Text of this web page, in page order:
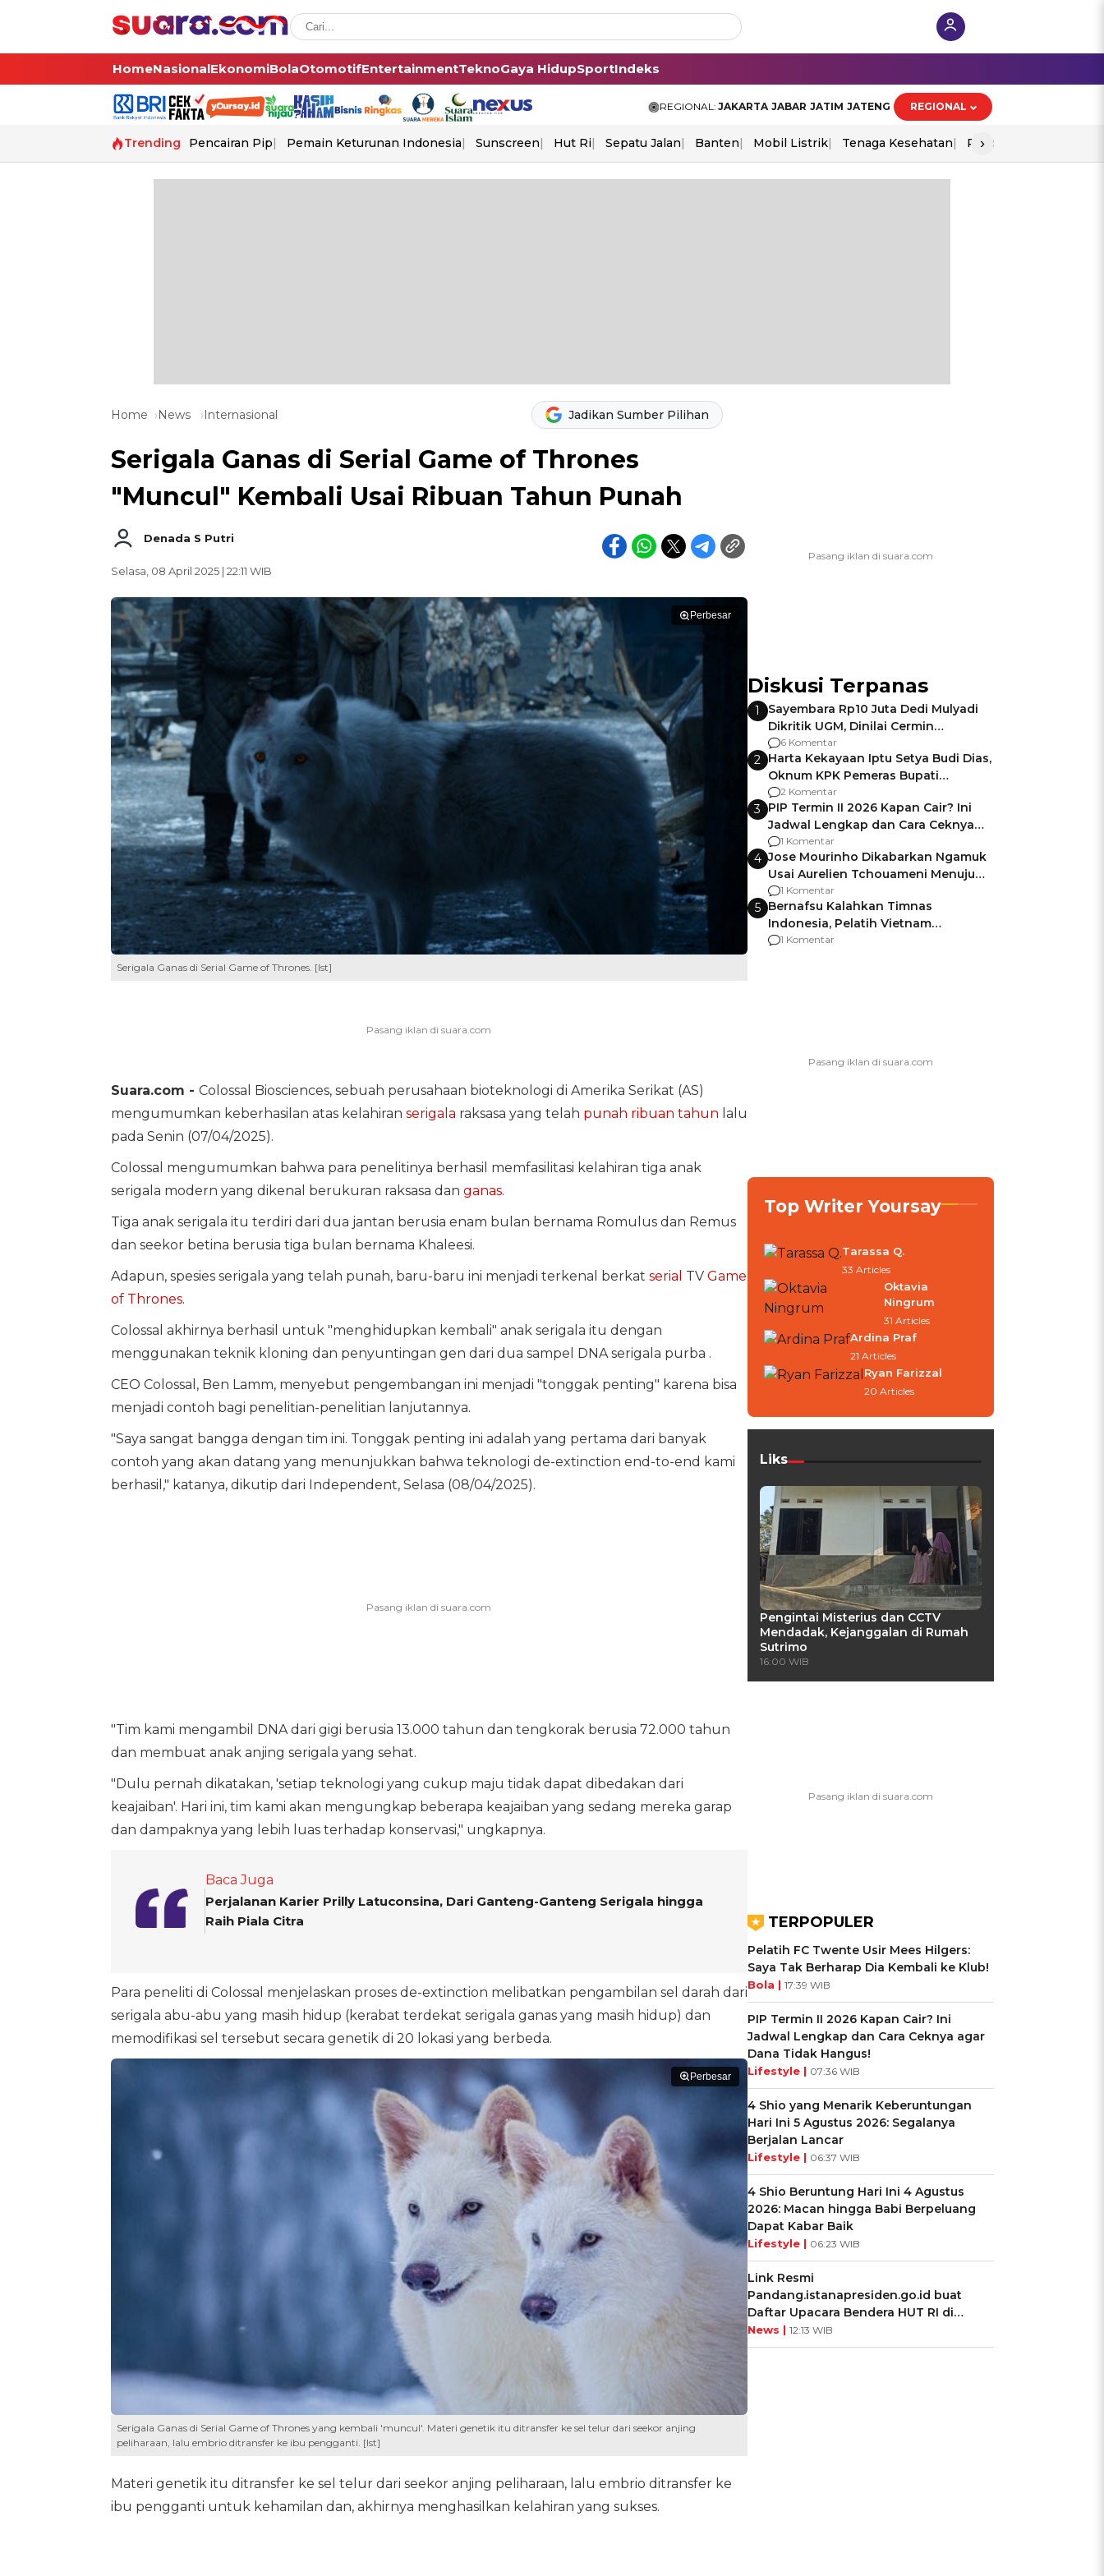
HomeNasionalEkonomiBolaOtomotifEntertainmentTeknoGaya HidupSportIndeks
REGIONAL: JAKARTA JABAR JATIM JATENG REGIONAL
Trending Pencairan Pip Pemain Keturunan Indonesia Sunscreen Hut Ri Sepatu Jalan Banten Mobil Listrik Tenaga Kesehatan Piala Aff 2026
›
Home News Internasional Jadikan Sumber Pilihan
Serigala Ganas di Serial Game of Thrones
"Muncul" Kembali Usai Ribuan Tahun Punah
Denada S Putri
Selasa, 08 April 2025 | 22:11 WIB
Perbesar
Serigala Ganas di Serial Game of Thrones. [Ist]
Suara.com - Colossal Biosciences, sebuah perusahaan bioteknologi di Amerika Serikat (AS)
mengumumkan keberhasilan atas kelahiran serigala raksasa yang telah punah ribuan tahun lalu
pada Senin (07/04/2025).
Colossal mengumumkan bahwa para penelitinya berhasil memfasilitasi kelahiran tiga anak
serigala modern yang dikenal berukuran raksasa dan ganas.
Tiga anak serigala itu terdiri dari dua jantan berusia enam bulan bernama Romulus dan Remus
dan seekor betina berusia tiga bulan bernama Khaleesi.
Adapun, spesies serigala yang telah punah, baru-baru ini menjadi terkenal berkat serial TV Game
of Thrones.
Colossal akhirnya berhasil untuk "menghidupkan kembali" anak serigala itu dengan
menggunakan teknik kloning dan penyuntingan gen dari dua sampel DNA serigala purba .
CEO Colossal, Ben Lamm, menyebut pengembangan ini menjadi "tonggak penting" karena bisa
menjadi contoh bagi penelitian-penelitian lanjutannya.
"Saya sangat bangga dengan tim ini. Tonggak penting ini adalah yang pertama dari banyak
contoh yang akan datang yang menunjukkan bahwa teknologi de-extinction end-to-end kami
berhasil," katanya, dikutip dari Independent, Selasa (08/04/2025).
"Tim kami mengambil DNA dari gigi berusia 13.000 tahun dan tengkorak berusia 72.000 tahun
dan membuat anak anjing serigala yang sehat.
"Dulu pernah dikatakan, 'setiap teknologi yang cukup maju tidak dapat dibedakan dari
keajaiban'. Hari ini, tim kami akan mengungkap beberapa keajaiban yang sedang mereka garap
dan dampaknya yang lebih luas terhadap konservasi," ungkapnya.
Baca Juga
Perjalanan Karier Prilly Latuconsina, Dari Ganteng-Ganteng Serigala hingga
Raih Piala Citra
Para peneliti di Colossal menjelaskan proses de-extinction melibatkan pengambilan sel darah dari
serigala abu-abu yang masih hidup (kerabat terdekat serigala ganas yang masih hidup) dan
memodifikasi sel tersebut secara genetik di 20 lokasi yang berbeda.
Perbesar
Serigala Ganas di Serial Game of Thrones yang kembali 'muncul'. Materi genetik itu ditransfer ke sel telur dari seekor anjing
peliharaan, lalu embrio ditransfer ke ibu pengganti. [Ist]
Materi genetik itu ditransfer ke sel telur dari seekor anjing peliharaan, lalu embrio ditransfer ke
ibu pengganti untuk kehamilan dan, akhirnya menghasilkan kelahiran yang sukses.
Diskusi Terpanas
1
Sayembara Rp10 Juta Dedi Mulyadi
Dikritik UGM, Dinilai Cermin
Gagalnya Negara Jamin Keamanan
6 Komentar
2 Harta Kekayaan Iptu Setya Budi Dias,
Oknum KPK Pemeras Bupati
Pemalang
2 Komentar
3 PIP Termin II 2026 Kapan Cair? Ini
Jadwal Lengkap dan Cara Ceknya
agar Dana Tidak Hangus!
1 Komentar
4 Jose Mourinho Dikabarkan Ngamuk
Usai Aurelien Tchouameni Menuju
Manchester United
1 Komentar
5 Bernafsu Kalahkan Timnas
Indonesia, Pelatih Vietnam
Berencana Pakai Jimat di Pakansari
1 Komentar
Top Writer Yoursay
Tarassa Q.
33 Articles
Oktavia
Ningrum
31 Articles
Ardina Praf
21 Articles
Ryan Farizzal
20 Articles
Liks
Pengintai Misterius dan CCTV
Mendadak, Kejanggalan di Rumah
Sutrimo
16:00 WIB
TERPOPULER
Pelatih FC Twente Usir Mees Hilgers:
Saya Tak Berharap Dia Kembali ke Klub!
Bola | 17:39 WIB
PIP Termin II 2026 Kapan Cair? Ini
Jadwal Lengkap dan Cara Ceknya agar
Dana Tidak Hangus!
Lifestyle | 07:36 WIB
4 Shio yang Menarik Keberuntungan
Hari Ini 5 Agustus 2026: Segalanya
Berjalan Lancar
Lifestyle | 06:37 WIB
4 Shio Beruntung Hari Ini 4 Agustus
2026: Macan hingga Babi Berpeluang
Dapat Kabar Baik
Lifestyle | 06:23 WIB
Link Resmi
Pandang.istanapresiden.go.id buat
Daftar Upacara Bendera HUT RI di
Istana Negara
News | 12:13 WIB